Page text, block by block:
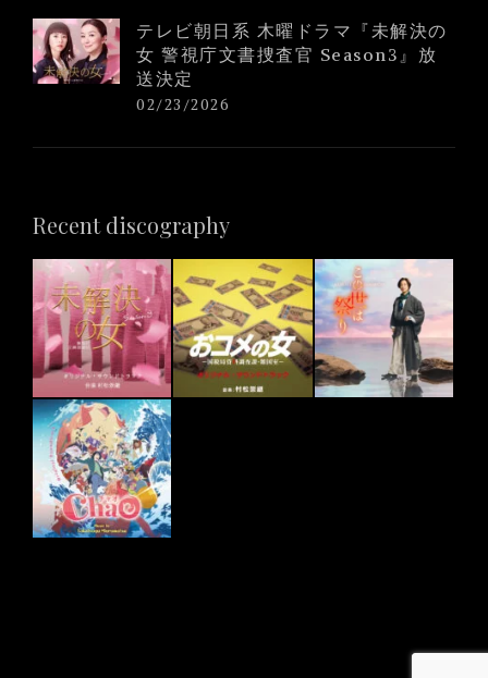
テレビ朝日系 木曜ドラマ『未解決の
女 警視庁文書捜査官 Season3』放
送決定
02/23/2026
Recent discography